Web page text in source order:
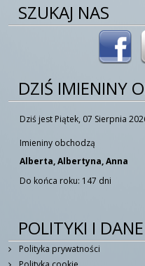
SZUKAJ NAS
DZIŚ IMIENINY
Dziś jest Piątek, 07 Sierpnia
Imieniny obchodzą
Alberta, Albertyna, Anna
Do końca roku: 147 dni
POLITYKI I
Polityka prywatności